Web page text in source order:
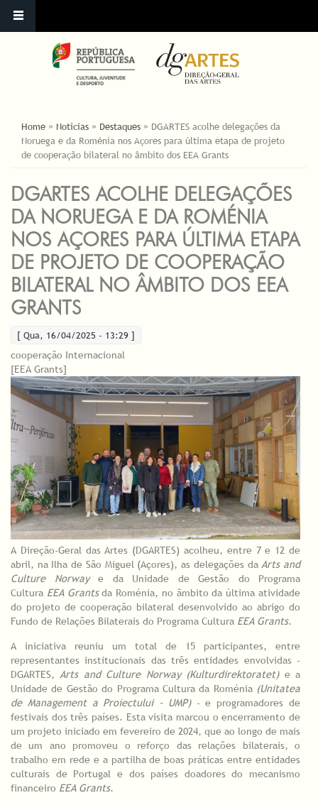
ESTÁ AQUI
Home » Noticias » Destaques » DGARTES acolhe delegações da
Noruega e da Roménia nos Açores para última etapa de projeto
de cooperação bilateral no âmbito dos EEA Grants
DGARTES ACOLHE DELEGAÇÕES
DA NORUEGA E DA ROMÉNIA
NOS AÇORES PARA ÚLTIMA ETAPA
DE PROJETO DE COOPERAÇÃO
BILATERAL NO ÂMBITO DOS EEA
GRANTS
[ Qua, 16/04/2025 - 13:29 ]
cooperação Internacional
[EEA Grants]
A Direção-Geral das Artes (DGARTES) acolheu, entre 7 e 12 de
abril, na Ilha de São Miguel (Açores), as delegações da Arts and
Culture Norwaye da Unidade de Gestão do Programa
Cultura EEA Grantsda Roménia, no âmbito da última atividade
do projeto de cooperação bilateral desenvolvido ao abrigo do
Fundo de Relações Bilaterais do Programa Cultura EEA Grants.
A iniciativa reuniu um total de 15 participantes, entre
representantes institucionais das três entidades envolvidas -
DGARTES, Arts and Culture Norway (Kulturdirektoratet)e a
Unidade de Gestão do Programa Cultura da Roménia (Unitatea
de Management a Proiectului - UMP)- e programadores de
festivais dos três países. Esta visita marcou o encerramento de
um projeto iniciado em fevereiro de 2024, que ao longo de mais
de um ano promoveu o reforço das relações bilaterais, o
trabalho em rede e a partilha de boas práticas entre entidades
culturais de Portugal e dos países doadores do mecanismo
financeiro EEA Grants.